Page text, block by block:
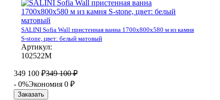
SALINI Sofia Wall пристенная ванна 1700х800х580 м из камня
S-stone, цвет: белый матовый
Артикул:
102522М
349 100 ₽349 100 ₽
- 0%Экономия 0 ₽
Заказать